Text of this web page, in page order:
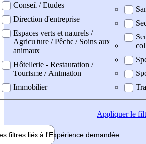
Conseil / Etudes
Direction d'entreprise
Espaces verts et naturels /
Agriculture / Pêche / Soins aux
animaux
Hôtellerie - Restauration /
Tourisme / Animation
Immobilier
Appliquerle
filtres liés à l'Expérience demandée